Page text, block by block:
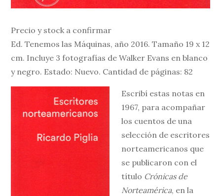
Precio y stock a confirmar
Ed. Tenemos las Máquinas, año 2016. Tamaño 19 x 12
cm. Incluye 3 fotografías de Walker Evans en blanco
y negro. Estado: Nuevo. Cantidad de páginas: 82
Escribí estas notas en
1967, para acompañar
los cuentos de una
selección de escritores
norteamericanos que
se publicaron con el
título Crónicas de
Norteamérica, en la